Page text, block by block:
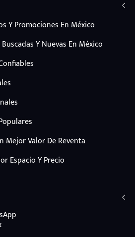
Y Promociones En México
Y Nuevas En México
Mejor Valor De Reventa
Espacio Y Precio